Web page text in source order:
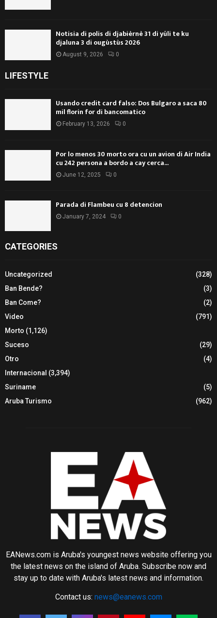
Notisia di polis di djabièrnè 31 di yüli te ku
djaluna 3 di ougùstùs 2026
August 9, 2026 0
LIFESTYLE
Usando credit card falso: Dos Bulgaro a saca 80
mil florin for di bancomatico
February 13, 2026 0
Por lo menos 30 morto ora cu un avion di Air India
cu 242 persona a bordo a cay cerca...
June 12, 2025 0
Parada di Flambeu cu 8 detencion
January 7, 2024 0
CATEGORIES
Uncategorized
(328)
Ban Bende?
(3)
Ban Come?
(2)
Video
(791)
Morto (1,126)
Suceso
(29)
Otro
(4)
Internacional (3,394)
Suriname
(5)
Aruba Turismo
(962)
EANews.com is Aruba's youngest news website offering you
the latest news on the island of Aruba. Subscribe now and
stay up to date with Aruba's latest news and information.
Contact us: news@eanews.com